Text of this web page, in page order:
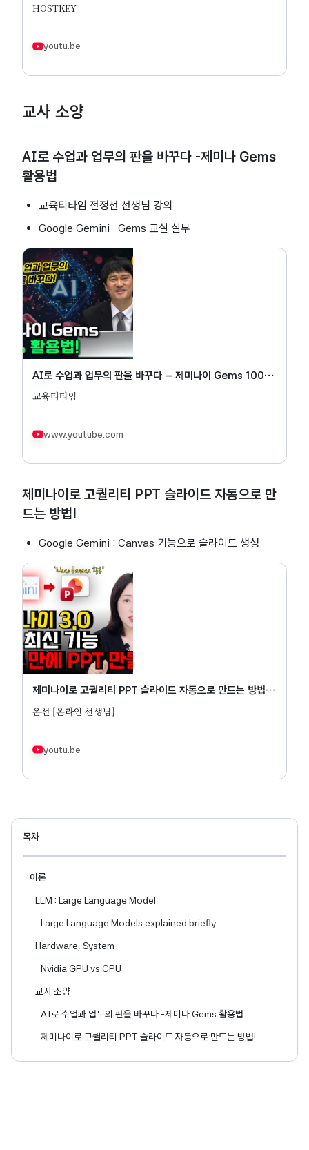
HOSTKEY
youtu.be
교사 소양
AI로 수업과 업무의 판을 바꾸다 -제미나 Gems
활용법
교육티타임 전정선 선생님 강의
Google Gemini : Gems 교실 실무
AI로 수업과 업무의 판을 바꾸다 – 제미나이 Gems 100%
활용법(AI리터러시) | 전정선선생님
교육티타임
www.youtube.com
제미나이로 고퀄리티 PPT 슬라이드 자동으로 만
드는 방법!
Google Gemini : Canvas 기능으로 슬라이드 생성
제미나이로 고퀄리티 PPT 슬라이드 자동으로 만드는 방법!
(자료조사부터 슬라이드까지)
온선 [온라인 선생님]
youtu.be
목차
이론
LLM : Large Language Model
Large Language Models explained briefly
Hardware, System
Nvidia GPU vs CPU
교사 소양
AI로 수업과 업무의 판을 바꾸다 -제미나 Gems 활용법
제미나이로 고퀄리티 PPT 슬라이드 자동으로 만드는 방법!